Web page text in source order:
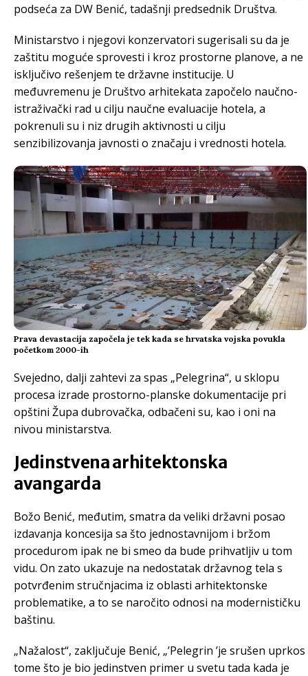
podseća za DW Benić, tadašnji predsednik Društva.
Ministarstvo i njegovi konzervatori sugerisali su da je
zaštitu moguće sprovesti i kroz prostorne planove, a ne
isključivo rešenjem te državne institucije. U
međuvremenu je Društvo arhitekata započelo naučno-
istraživački rad u cilju naučne evaluacije hotela, a
pokrenuli su i niz drugih aktivnosti u cilju
senzibilizovanja javnosti o značaju i vrednosti hotela.
Prava devastacija započela je tek kada se hrvatska vojska povukla
početkom 2000-ih
Svejedno, dalji zahtevi za spas „Pelegrina“, u sklopu
procesa izrade prostorno-planske dokumentacije pri
opštini Župa dubrovačka, odbačeni su, kao i oni na
nivou ministarstva.
Jedinstvena arhitektonska
avangarda
Božo Benić, međutim, smatra da veliki državni posao
izdavanja koncesija sa što jednostavnijom i bržom
procedurom ipak ne bi smeo da bude prihvatljiv u tom
vidu. On zato ukazuje na nedostatak državnog tela s
potvrđenim stručnjacima iz oblasti arhitektonske
problematike, a to se naročito odnosi na modernističku
baštinu.
„Nažalost“, zaključuje Benić, „’Pelegrin ’je srušen uprkos
tome što je bio jedinstven primer u svetu tada kada je